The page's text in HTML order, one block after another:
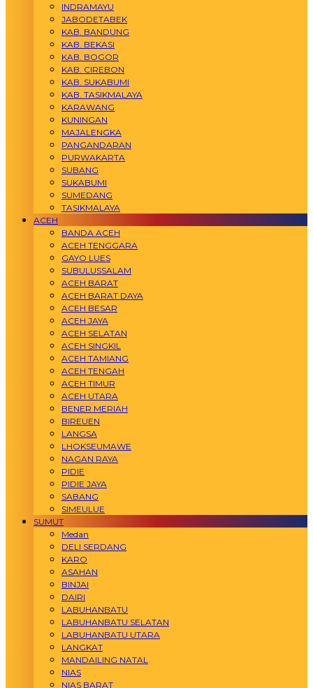
INDRAMAYU
JABODETABEK
KAB. BANDUNG
KAB. BEKASI
KAB. BOGOR
KAB. CIREBON
KAB. SUKABUMI
KAB. TASIKMALAYA
KARAWANG
KUNINGAN
MAJALENGKA
PANGANDARAN
PURWAKARTA
SUBANG
SUKABUMI
SUMEDANG
TASIKMALAYA
ACEH
BANDA ACEH
ACEH TENGGARA
GAYO LUES
SUBULUSSALAM
ACEH BARAT
ACEH BARAT DAYA
ACEH BESAR
ACEH JAYA
ACEH SELATAN
ACEH SINGKIL
ACEH TAMIANG
ACEH TENGAH
ACEH TIMUR
ACEH UTARA
BENER MERIAH
BIREUEN
LANGSA
LHOKSEUMAWE
NAGAN RAYA
PIDIE
PIDIE JAYA
SABANG
SIMEULUE
SUMUT
Medan
DELI SERDANG
KARO
ASAHAN
BINJAI
DAIRI
LABUHANBATU
LABUHANBATU SELATAN
LABUHANBATU UTARA
LANGKAT
MANDAILING NATAL
NIAS
NIAS BARAT